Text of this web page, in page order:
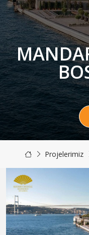
Projelerimiz